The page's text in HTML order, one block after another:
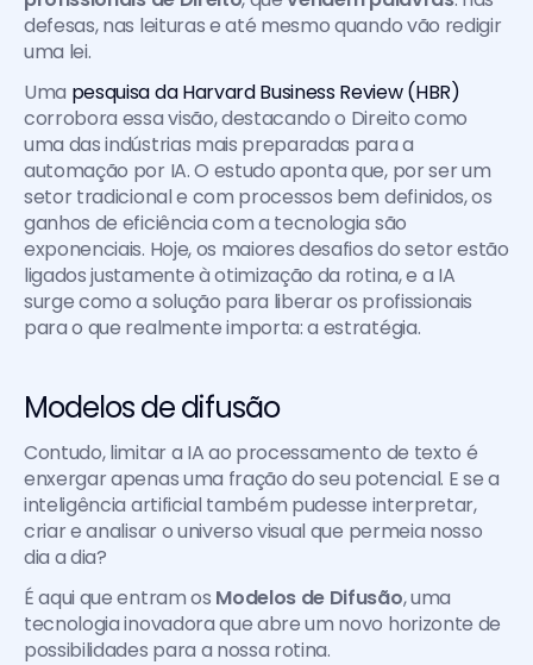
defesas, nas leituras e até mesmo quando vão redigir
uma lei.
Uma pesquisa da Harvard Business Review (HBR)
corrobora essa visão, destacando o Direito como
uma das indústrias mais preparadas para a
automação por IA. O estudo aponta que, por ser um
setor tradicional e com processos bem definidos, os
ganhos de eficiência com a tecnologia são
exponenciais. Hoje, os maiores desafios do setor estão
ligados justamente à otimização da rotina, e a IA
surge como a solução para liberar os profissionais
para o que realmente importa: a estratégia.
Modelos de difusão
Contudo, limitar a IA ao processamento de texto é
enxergar apenas uma fração do seu potencial. E se a
inteligência artificial também pudesse interpretar,
criar e analisar o universo visual que permeia nosso
dia a dia?
É aqui que entram os Modelos de Difusão, uma
tecnologia inovadora que abre um novo horizonte de
possibilidades para a nossa rotina.